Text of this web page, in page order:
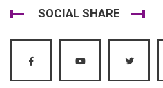
SOCIAL SHARE